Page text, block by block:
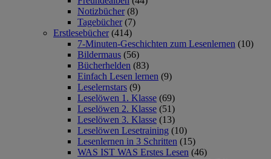
Notizbücher (8)
Tagebücher (7)
Erstlesebücher (414)
7-Minuten-Geschichten zum Lesenlernen (10)
Bildermaus (56)
Bücherhelden (83)
Einfach Lesen lernen (9)
Leselernstars (9)
Leselöwen 1. Klasse (69)
Leselöwen 2. Klasse (51)
Leselöwen 3. Klasse (13)
Leselöwen Lesetraining (10)
Lesenlernen in 3 Schritten (15)
WAS IST WAS Erstes Lesen (46)